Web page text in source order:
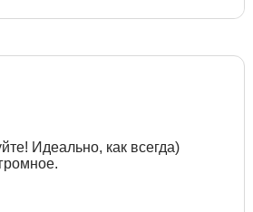
Идеально, как всегда)